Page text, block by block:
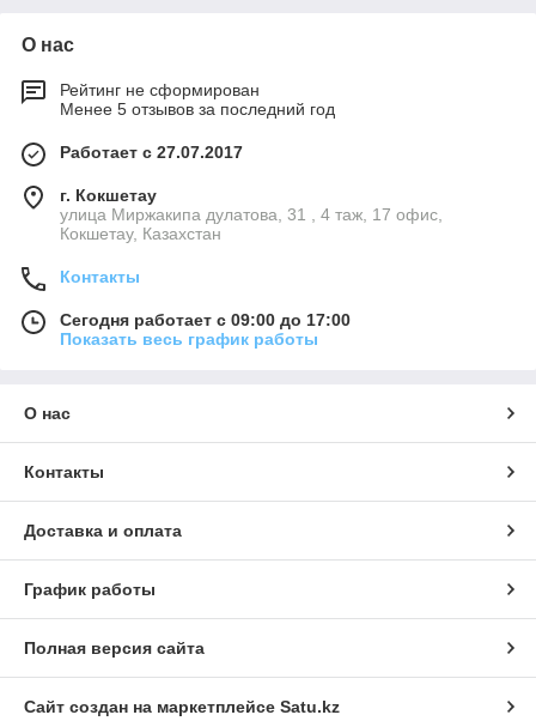
О нас
Рейтинг не сформирован
Менее 5 отзывов за последний год
Работает с 27.07.2017
г. Кокшетау
улица Миржакипа дулатова, 31 , 4 таж, 17 офис,
Кокшетау, Казахстан
Контакты
Сегодня работает с 09:00 до 17:00
Показать весь график работы
О нас
Контакты
Доставка и оплата
График работы
Полная версия сайта
Сайт создан на маркетплейсе Satu.kz